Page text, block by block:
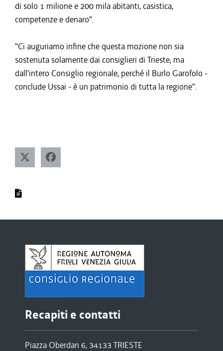
di solo 1 milione e 200 mila abitanti, casistica,
competenze e denaro".
"Ci auguriamo infine che questa mozione non sia
sostenuta solamente dai consiglieri di Trieste, ma
dall'intero Consiglio regionale, perché il Burlo Garofolo -
conclude Ussai - è un patrimonio di tutta la regione".
Recapiti e contatti
Piazza Oberdan 6, 34133 TRIESTE